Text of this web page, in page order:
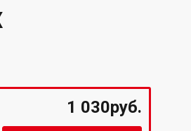
1 030руб.